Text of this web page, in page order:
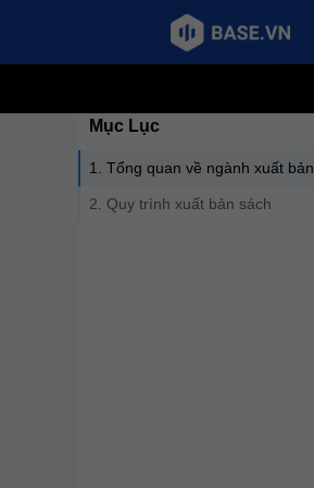
Mục Lục
1. Tổng quan về ngành xuất bản
2. Quy trình xuất bản sách